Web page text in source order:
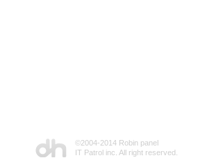
©2004-2014 Robin panel
IT Patrol inc. All right reserved.